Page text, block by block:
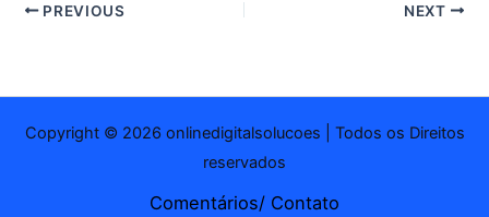
PREVIOUS NEXT
Copyright © 2026 onlinedigitalsolucoes | Todos os Direitos
reservados
Comentários/ Contato